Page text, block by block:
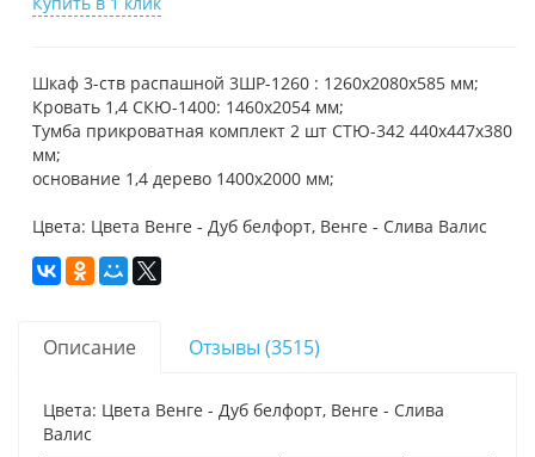
Шкаф 3-ств распашной 3ШР-1260 : 1260х2080х585 мм;
Кровать 1,4 СКЮ-1400: 1460х2054 мм;
Тумба прикроватная комплект 2 шт СТЮ-342 440х447х380
мм;
основание 1,4 дерево 1400х2000 мм;
Цвета: Цвета Венге - Дуб белфорт, Венге - Слива Валис
Описание Отзывы (3515)
Цвета: Цвета Венге - Дуб белфорт, Венге - Слива
Валис